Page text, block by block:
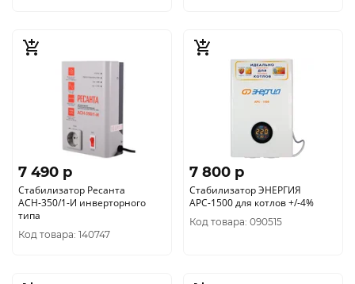
7 490 p
Стабилизатор Ресанта
АСН-350/1-И инверторного
типа
Код товара: 140747
7 800 p
Стабилизатор ЭНЕРГИЯ
АРС-1500 для котлов +/-4%
Код товара: 090515